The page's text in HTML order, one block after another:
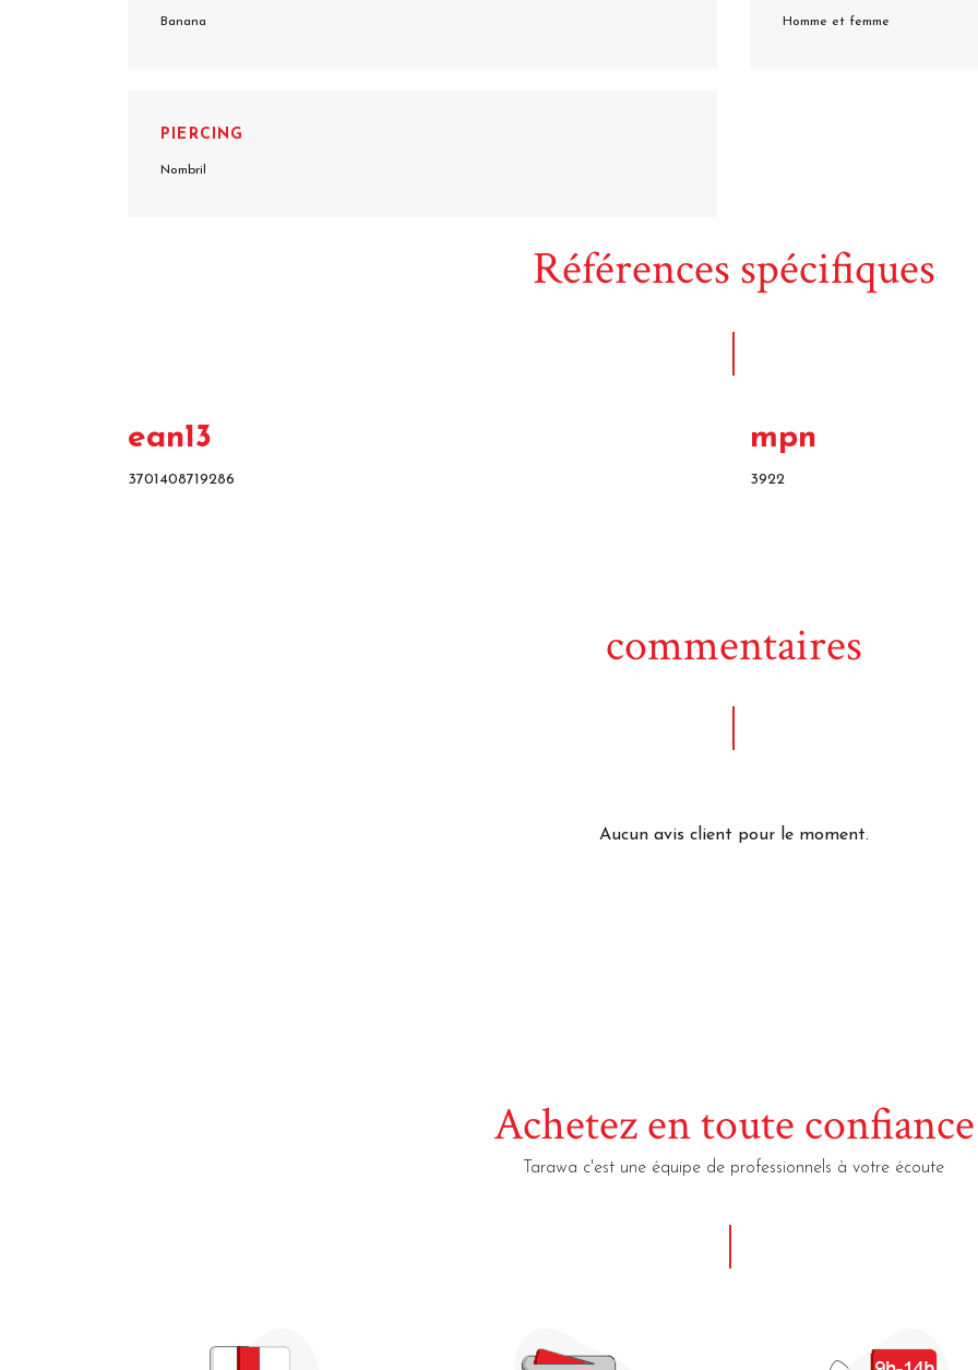
Banana Homme et femme
PIERCING
Nombril
Références spécifiques
ean13
3701408719286
mpn
3922
commentaires
Aucun avis client pour le moment.
Achetez en toute confiance
Tarawa c'est une équipe de professionnels à votre écoute